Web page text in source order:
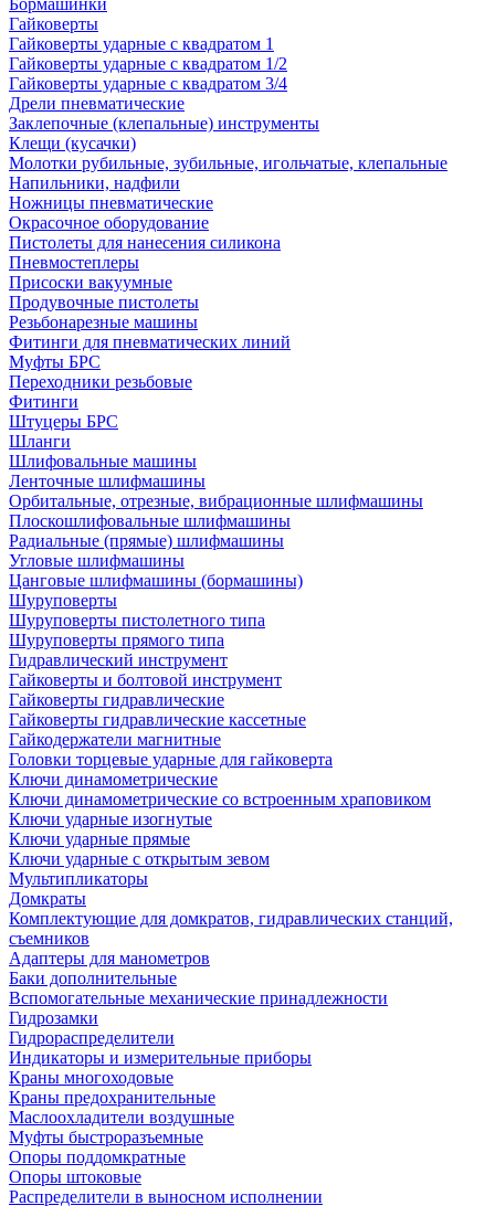
Бормашинки
Гайковерты
Гайковерты ударные с квадратом 1
Гайковерты ударные с квадратом 1/2
Гайковерты ударные с квадратом 3/4
Дрели пневматические
Заклепочные (клепальные) инструменты
Клещи (кусачки)
Молотки рубильные, зубильные, игольчатые, клепальные
Напильники, надфили
Ножницы пневматические
Окрасочное оборудование
Пистолеты для нанесения силикона
Пневмостеплеры
Присоски вакуумные
Продувочные пистолеты
Резьбонарезные машины
Фитинги для пневматических линий
Муфты БРС
Переходники резьбовые
Фитинги
Штуцеры БРС
Шланги
Шлифовальные машины
Ленточные шлифмашины
Орбитальные, отрезные, вибрационные шлифмашины
Плоскошлифовальные шлифмашины
Радиальные (прямые) шлифмашины
Угловые шлифмашины
Цанговые шлифмашины (бормашины)
Шуруповерты
Шуруповерты пистолетного типа
Шуруповерты прямого типа
Гидравлический инструмент
Гайковерты и болтовой инструмент
Гайковерты гидравлические
Гайковерты гидравлические кассетные
Гайкодержатели магнитные
Головки торцевые ударные для гайковерта
Ключи динамометрические
Ключи динамометрические со встроенным храповиком
Ключи ударные изогнутые
Ключи ударные прямые
Ключи ударные с открытым зевом
Мультипликаторы
Домкраты
Комплектующие для домкратов, гидравлических станций,
съемников
Адаптеры для манометров
Баки дополнительные
Вспомогательные механические принадлежности
Гидрозамки
Гидрораспределители
Индикаторы и измерительные приборы
Краны многоходовые
Краны предохранительные
Маслоохладители воздушные
Муфты быстроразъемные
Опоры поддомкратные
Опоры штоковые
Распределители в выносном исполнении